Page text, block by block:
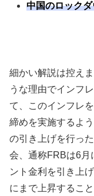
中国のロック
細かい解説は控え
うな理由でインフ
て、このインフレ
締めを実施するよ
の引き上げを行っ
会、通称FRBは6月
ント金利を引き上
にまで上昇するこ